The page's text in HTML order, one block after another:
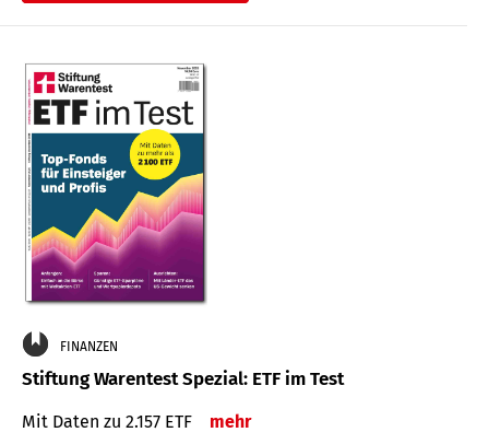
FINANZEN
Stiftung Warentest Spezial: ETF im Test
Mit Daten zu 2.157 ETF mehr